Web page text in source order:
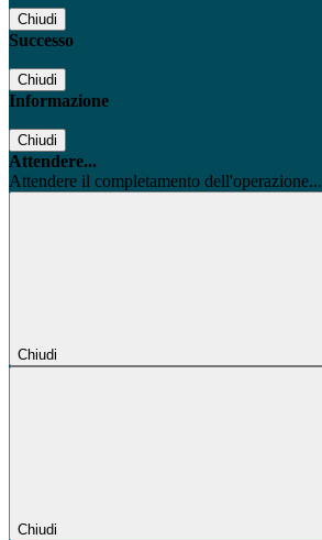
Chiudi
Successo
Chiudi
Informazione
Chiudi
Attendere...
Attendere il completamento dell'operazione...
Chiudi
Chiudi